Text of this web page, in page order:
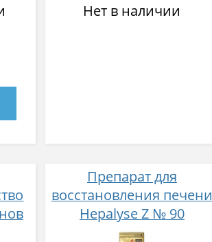
Нет в наличии
Препарат для
восстановления печени
Hepalyse Z № 90